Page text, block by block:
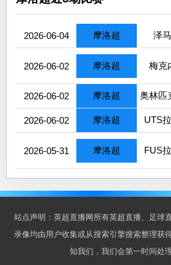
2026-06-04 摩洛超 泽
2026-06-02 摩洛超 梅克
2026-06-02 摩洛超 奥林匹
2026-06-02 摩洛超 UTS
2026-05-31 摩洛超 FUS
站点声明：英超直播网所有英超直播、足球
录像均由用户收集或从搜索引擎搜索整理获
知我们，我们会第一时间处